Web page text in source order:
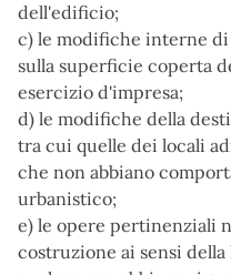
dell'edificio;
c) le modifiche interne
sulla superficie coperta
esercizio d'impresa;
d) le modifiche della
tra cui quelle dei locali
che non abbiano
urbanistico;
e) le opere pertinenziali
costruzione ai sensi